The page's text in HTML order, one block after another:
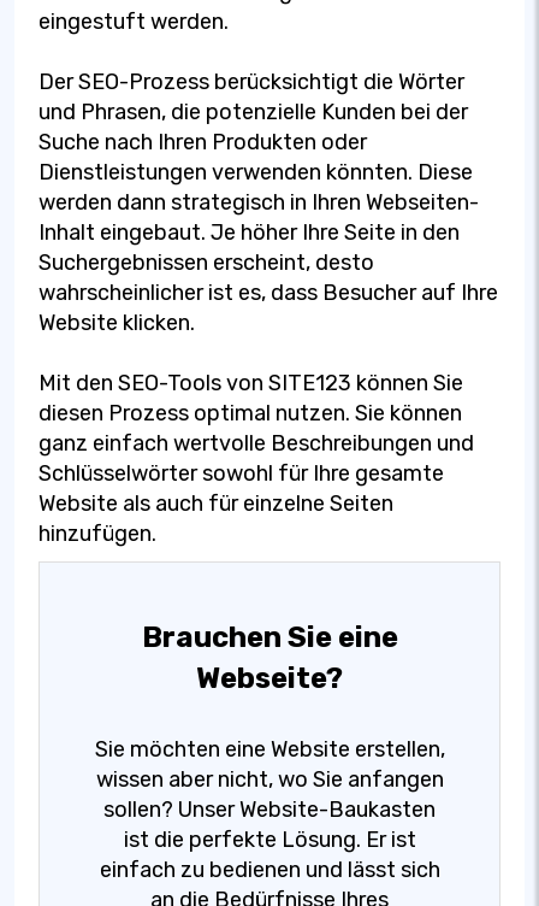
eingestuft werden.
Der SEO-Prozess berücksichtigt die Wörter
und Phrasen, die potenzielle Kunden bei der
Suche nach Ihren Produkten oder
Dienstleistungen verwenden könnten. Diese
werden dann strategisch in Ihren Webseiten-
Inhalt eingebaut. Je höher Ihre Seite in den
Suchergebnissen erscheint, desto
wahrscheinlicher ist es, dass Besucher auf Ihre
Website klicken.
Mit den SEO-Tools von SITE123 können Sie
diesen Prozess optimal nutzen. Sie können
ganz einfach wertvolle Beschreibungen und
Schlüsselwörter sowohl für Ihre gesamte
Website als auch für einzelne Seiten
hinzufügen.
Brauchen Sie eine
Webseite?
Sie möchten eine Website erstellen,
wissen aber nicht, wo Sie anfangen
sollen? Unser Website-Baukasten
ist die perfekte Lösung. Er ist
einfach zu bedienen und lässt sich
an die Bedürfnisse Ihres